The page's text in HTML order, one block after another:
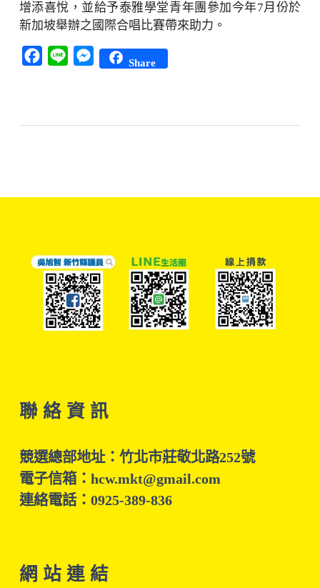
增添喜悅，並給予泰雅學堂青年團參加今年7月份於
新加坡舉辦之國際合唱比賽帶來助力。
Facebook
Line Messenger
Share
聯 絡 資 訊
競選總部地址：竹北市莊敬北路252號
電子信箱：hcw.mkt@gmail.com
連絡電話：0925-389-836
網 站 連 結